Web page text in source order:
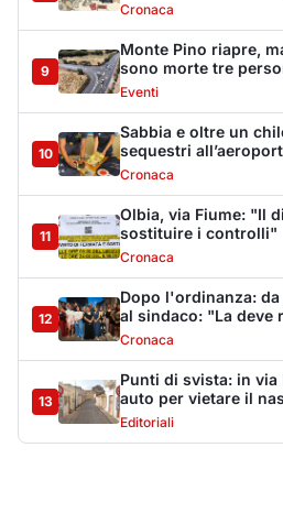
nulla"
Cronaca
13
Punti di svista: in via
auto per vietare il
Editoriali